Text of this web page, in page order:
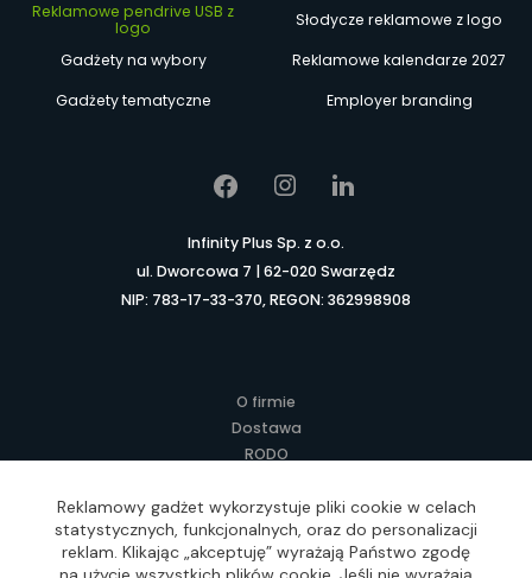
Reklamowe pendrive USB z
logo
Słodycze reklamowe z logo
Gadżety na wybory
Reklamowe kalendarze 2027
Gadżety tematyczne
Employer branding
Infinity Plus Sp. z o.o.
ul. Dworcowa 7 | 62-020 Swarzędz
NIP: 783-17-33-370, REGON: 362998908
O firmie
Dostawa
RODO
Regulamin
Lokalne Gadżety Reklamowe
Jak zamawiać?
Reklamowy gadżet wykorzystuje pliki cookie w celach
statystycznych, funkcjonalnych, oraz do personalizacji
reklam. Klikając „akceptuję” wyrażają Państwo zgodę